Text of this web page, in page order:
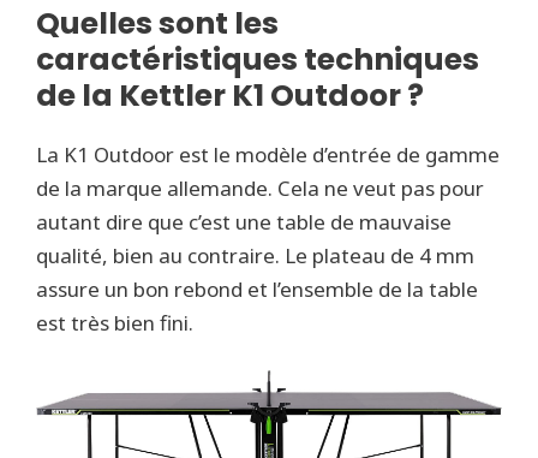
Quelles sont les
caractéristiques techniques
de la Kettler K1 Outdoor ?
La K1 Outdoor est le modèle d’entrée de gamme
de la marque allemande. Cela ne veut pas pour
autant dire que c’est une table de mauvaise
qualité, bien au contraire. Le plateau de 4 mm
assure un bon rebond et l’ensemble de la table
est très bien fini.